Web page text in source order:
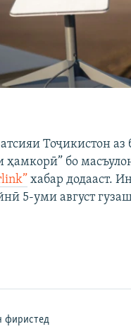
Тоҷикистон аз
ҳамкорӣ” бо
хабар додааст.
5-уми август
фиристед